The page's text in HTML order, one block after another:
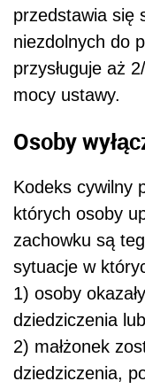
przedstawia się
niezdolnych do
przysługuje aż
mocy ustawy.
Osoby
Kodeks cywilny
których osoby
zachowku są
sytuacje w
1) osoby
dziedziczenia
2) małżonek
dziedziczenia,